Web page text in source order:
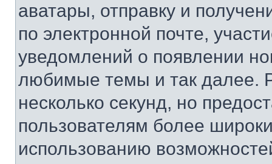
аватары, отправку и
по электронной почте,
уведомлений о появлении
любимые темы и так далее.
несколько секунд, но
пользователям более
использованию